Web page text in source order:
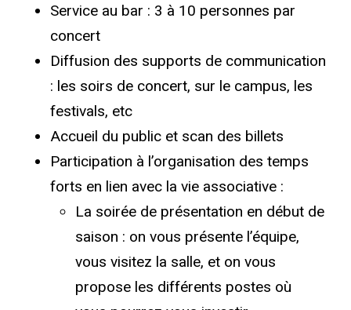
Service au bar : 3 à 10 personnes par
concert
Diffusion des supports de communication
: les soirs de concert, sur le campus, les
festivals, etc
Accueil du public et scan des billets
Participation à l’organisation des temps
forts en lien avec la vie associative :
La soirée de présentation en début de
saison : on vous présente l’équipe,
vous visitez la salle, et on vous
propose les différents postes où